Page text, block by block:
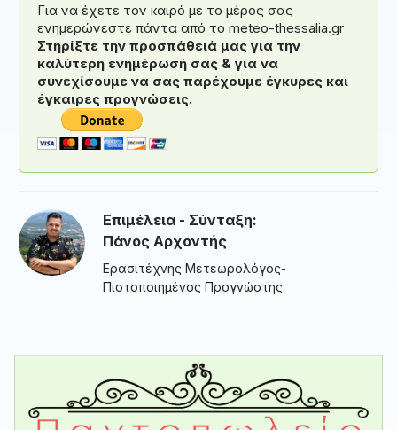
Για να έχετε τον καιρό με το μέρος σας
ενημερώνεστε πάντα από το meteo-thessalia.gr
Στηρίξτε την προσπάθειά μας για την
καλύτερη ενημέρωσή σας & για να
συνεχίσουμε να σας παρέχουμε έγκυρες και
έγκαιρες προγνώσεις.
Επιμέλεια - Σύνταξη:
Πάνος Αρχοντής
Ερασιτέχνης Μετεωρολόγος-
Πιστοποιημένος Προγνώστης